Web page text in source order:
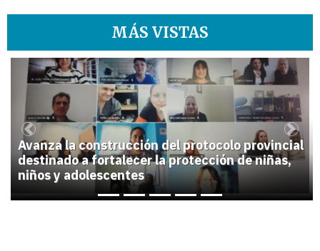
MÁS VISTAS
1
Avanza la construcción del protocolo provincial
destinado a fortalecer la protección de niñas,
niños y adolescentes
Previous Next